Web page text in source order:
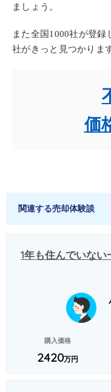
ましょう。
また全国1000社が登
社がきっと見つかりま
価
関連する売却体験談
1年も住んでいな
購入価格
2420万円